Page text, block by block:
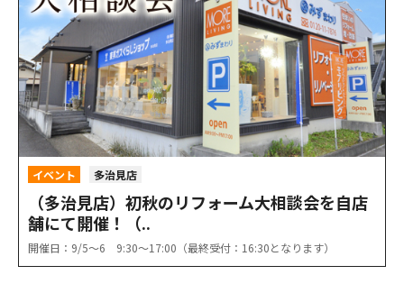
イベント 多治見店
（多治見店）初秋のリフォーム大相談会を自店
舗にて開催！（..
開催日：9/5〜6 9:30〜17:00（最終受付：16:30となります）